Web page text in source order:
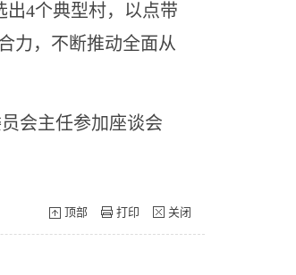
4个典型村，以点带
力，不断推动全面从
会主任参加座谈会
顶部 打印 关闭